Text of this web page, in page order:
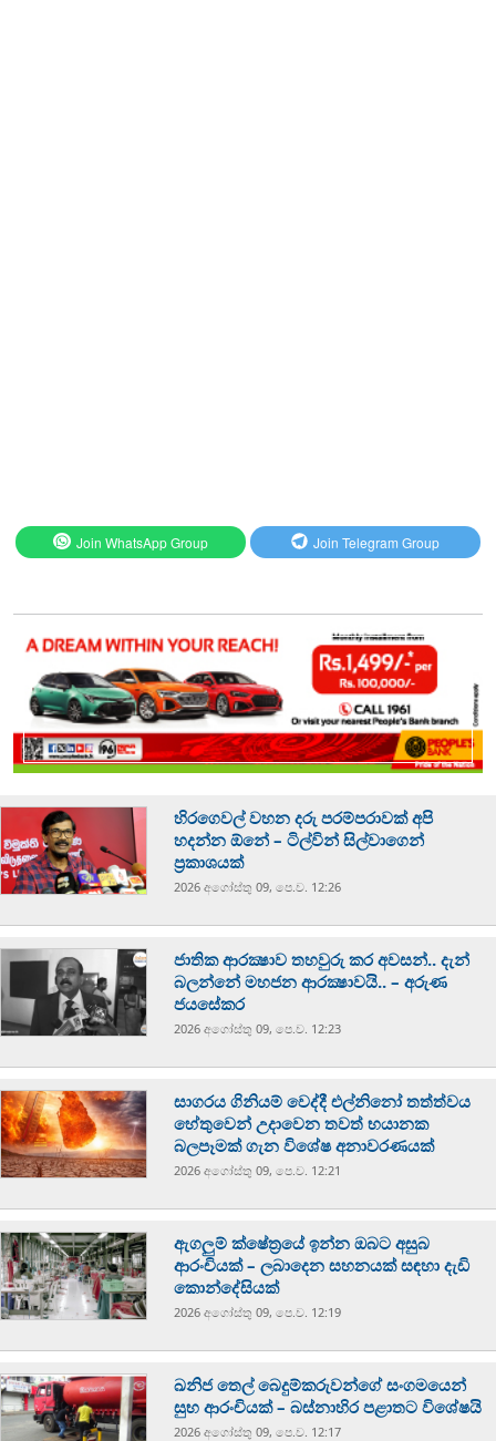
Join WhatsApp Group Join Telegram Group
හිරගෙවල් වහන දරු පරම්පරාවක් අපි
හදන්න ඕනේ – ටිල්වින් සිල්වාගෙන්
ප්‍රකාශයක්
2026 අගෝස්‍තු 09, පෙ.ව. 12:26
ජාතික ආරක්‍ෂාව තහවුරු කර අවසන්.. දැන්
බලන්නේ මහජන ආරක්‍ෂාවයි.. – අරුණ
ජයසේකර
2026 අගෝස්‍තු 09, පෙ.ව. 12:23
සාගරය ගිනියම් වෙද්දී එල්නිනෝ තත්ත්වය
හේතුවෙන් උදාවෙන තවත් භයානක
බලපෑමක් ගැන විශේෂ අනාවරණයක්
2026 අගෝස්‍තු 09, පෙ.ව. 12:21
ඇගලුම් ක්ෂේත්‍රයේ ඉන්න ඔබට අසුබ
ආරංචියක් – ලබාදෙන සහනයක් සඳහා දැඩි
කොන්දේසියක්
2026 අගෝස්‍තු 09, පෙ.ව. 12:19
ඛනිජ තෙල් බෙදුම්කරුවන්ගේ සංගමයෙන්
සුභ ආරංචියක් – බස්නාහිර පළාතට විශේෂයි
2026 අගෝස්‍තු 09, පෙ.ව. 12:17